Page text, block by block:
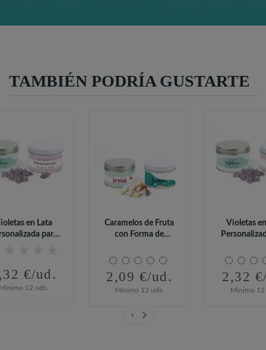
TAMBIÉN PODRÍA GUSTARTE
en Lata
para
€/ud.
12 uds.
Caramelos de Fruta
con Forma de
2,09 €/ud.
Mínimo 12 uds.
Violetas
2,32
Mínimo 12